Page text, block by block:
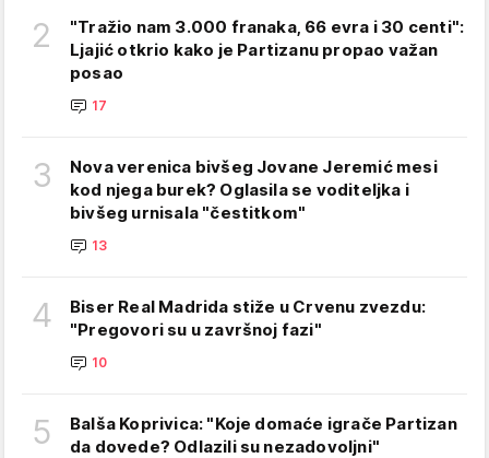
2
"Tražio nam 3.000 franaka, 66 evra i 30 centi":
Ljajić otkrio kako je Partizanu propao važan
posao
17
3
Nova verenica bivšeg Jovane Jeremić mesi
kod njega burek? Oglasila se voditeljka i
bivšeg urnisala "čestitkom"
13
4
Biser Real Madrida stiže u Crvenu zvezdu:
"Pregovori su u završnoj fazi"
10
5
Balša Koprivica: "Koje domaće igrače Partizan
da dovede? Odlazili su nezadovoljni"